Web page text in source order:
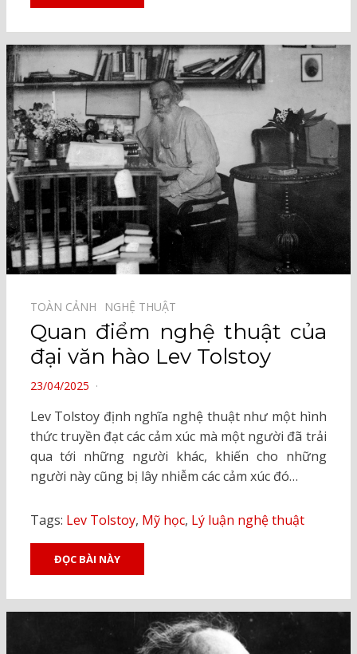
TOÀN CẢNH⠀ NGHỆ THUẬT⠀
Quan điểm nghệ thuật của
đại văn hào Lev Tolstoy
POSTED
23/04/2025
Lev Tolstoy định nghĩa nghệ thuật như một hình
thức truyền đạt các cảm xúc mà một người đã trải
qua tới những người khác, khiến cho những
người này cũng bị lây nhiễm các cảm xúc đó…
Tags: Lev Tolstoy, Mỹ học, Lý luận nghệ thuật
ĐỌC BÀI NÀY